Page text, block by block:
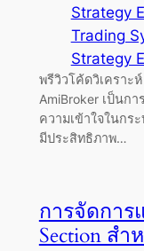
Strategy
Trading
Strategy
พรีวิวโค้ดวิเคราะ
AmiBroker เป็นก
ความเข้าใจในกร
มีประสิทธิภาพ…
การจัดการ
Section สำ